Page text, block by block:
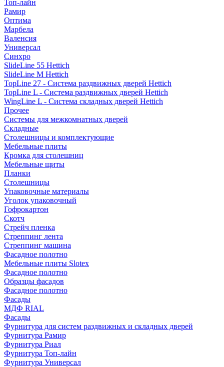
Топ-лайн
Рамир
Оптима
Марбела
Валенсия
Универсал
Синхро
SlideLine 55 Hettich
SlideLine M Hettich
TopLine 27 - Система раздвижных дверей Hettich
TopLine L - Система раздвижных дверей Hettich
WingLine L - Система складных дверей Hettich
Прочее
Системы для межкомнатных дверей
Складные
Столешницы и комплектующие
Мебельные плиты
Кромка для столешниц
Мебельные щиты
Планки
Столешницы
Упаковочные материалы
Уголок упаковочный
Гофрокартон
Скотч
Стрейч пленка
Стреппинг лента
Стреппинг машина
Фасадное полотно
Мебельные плиты Slotex
Фасадное полотно
Образцы фасадов
Фасадное полотно
Фасады
МДФ RIAL
Фасады
Фурнитура для систем раздвижных и складных дверей
Фурнитура Рамир
Фурнитура Риал
Фурнитура Топ-лайн
Фурнитура Универсал